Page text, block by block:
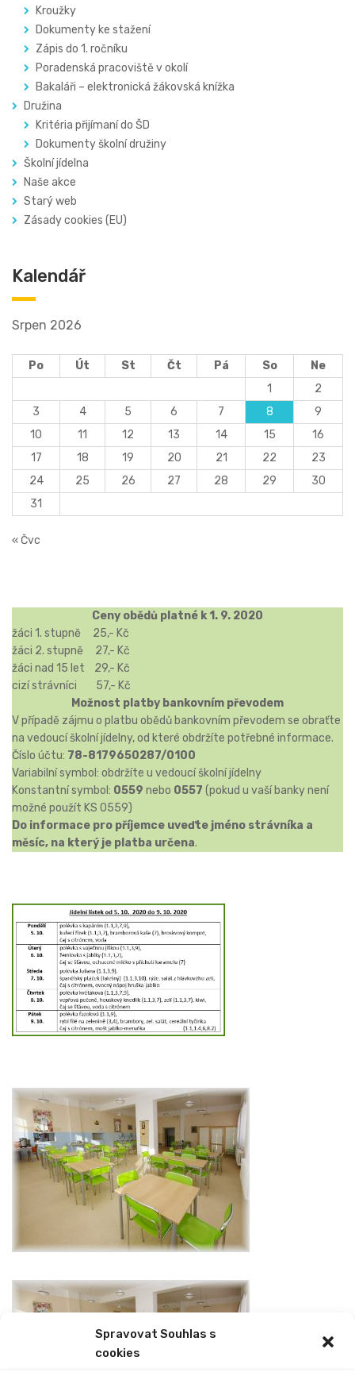
Spravovat Souhlas s
cookies
Kroužky
Dokumenty ke stažení
Zápis do 1. ročníku
Poradenská pracoviště v okolí
Bakaláři – elektronická žákovská knížka
Družina
Kritéria přijímaní do ŠD
Dokumenty školní družiny
Školní jídelna
Naše akce
Starý web
Zásady cookies (EU)
Kalendář
Srpen 2026
Po Út St Čt Pá So
Ne
1
2
3
4 5 6 7 8
9
10
11 12 13 14 15
16
17
18 19 20 21 22
23
24
25 26 27 28 29
30
31
« Čvc
Ceny obědů platné k 1. 9. 2020
žáci 1. stupně 25,- Kč
žáci 2. stupně 27,- Kč
žáci nad 15 let 29,- Kč
cizí strávníci 57,- Kč
Možnost platby bankovním převodem
V případě zájmu o platbu obědů bankovním převodem se obraťte
na vedoucí školní jídelny, od které obdržíte potřebné informace.
Číslo účtu: 78-8179650287/0100
Variabilní symbol: obdržíte u vedoucí školní jídelny
Konstantní symbol: 0559 nebo 0557 (pokud u vaší banky není
možné použít KS 0559)
Do informace pro příjemce uveďte jméno strávníka a
měsíc, na který je platba určena.